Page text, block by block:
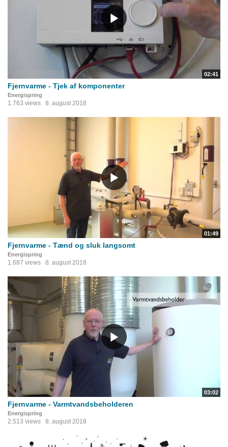
02:41
Fjernvarme - Tjek af komponenter
Energispring
1.763 views 8. august 2018
01:49
Fjernvarme - Tænd og sluk langsomt
Energispring
1.687 views 8. august 2018
03:02
Fjernvarme - Varmtvandsbeholderen
Energispring
2.513 views 8. august 2018